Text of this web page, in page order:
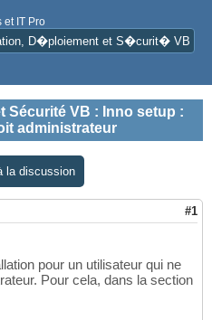
et IT Pro
D�ploiement et S�curit� VB
Sécurité VB : Inno setup :
administrateur
la discussion
#1
pour un utilisateur qui ne
Pour cela, dans la section